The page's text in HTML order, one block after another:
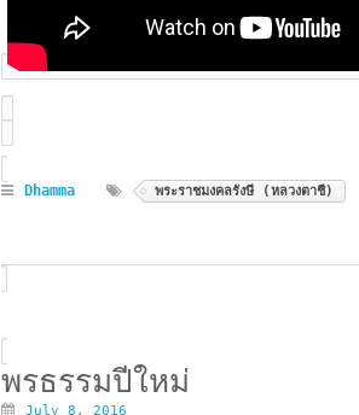
Dhamma พระราชมงคลรังษี (หลวงตาชี)
พรธรรมปีใหม่
July 8, 2016